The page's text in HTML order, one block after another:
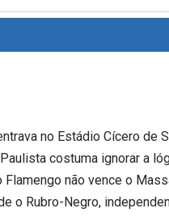
no Estádio Cícero
costuma ignorar a
não vence o
o Rubro-Negro,